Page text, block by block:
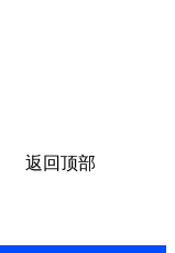
返回顶部